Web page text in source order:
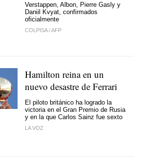
Verstappen, Albon, Pierre Gasly y
Daniil Kvyat, confirmados
oficialmente
COLPISA/AFP
Hamilton reina en un
nuevo desastre de Ferrari
El piloto británico ha logrado la
victoria en el Gran Premio de Rusia
y en la que Carlos Sainz fue sexto
LA VOZ